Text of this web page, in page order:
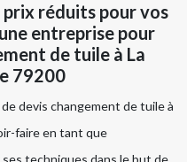
prix réduits pour vos
entreprise pour
de tuile à La
79200
devis changement de tuile à
faire en tant que